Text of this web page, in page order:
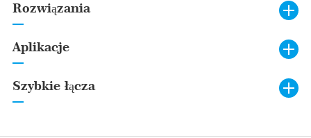
Rozwiązania
Aplikacje
Szybkie łącza